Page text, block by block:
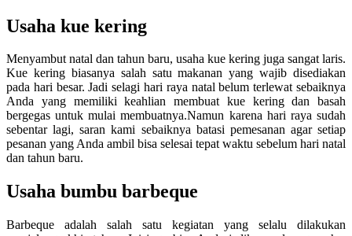
Usaha kue kering
Menyambut natal dan tahun baru, usaha kue kering juga sangat laris.
Kue kering biasanya salah satu makanan yang wajib disediakan
pada hari besar. Jadi selagi hari raya natal belum terlewat sebaiknya
Anda yang memiliki keahlian membuat kue kering dan basah
bergegas untuk mulai membuatnya.Namun karena hari raya sudah
sebentar lagi, saran kami sebaiknya batasi pemesanan agar setiap
pesanan yang Anda ambil bisa selesai tepat waktu sebelum hari natal
dan tahun baru.
Usaha bumbu barbeque
Barbeque adalah salah satu kegiatan yang selalu dilakukan